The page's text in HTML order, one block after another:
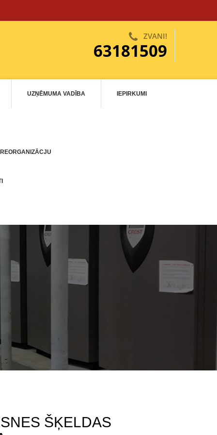
ZVANI!
63181509
UZŅĒMUMA VADĪBA IEPIRKUMI
ŠĶELDAS